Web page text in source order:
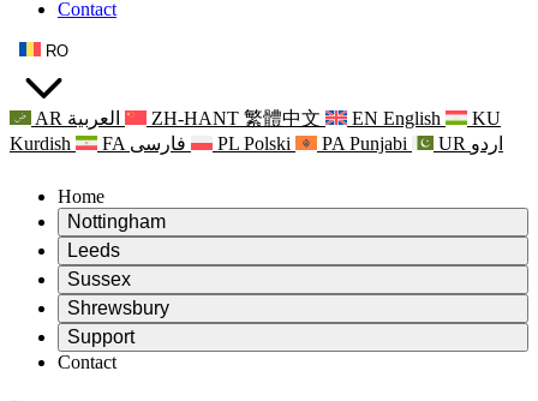
Contact
RO
AR العربية ZH-HANT 繁體中文 EN English
KU
Kurdish
FA فارسی PL Polski PA Punjabi UR اردو
Home
Nottingham
Review
Președintele revizuirii
Echipa independentă de evaluare
Termeni de referință
Raportul final al evaluării independente
Întrebări frecvente
Leeds
Review
Președintele revizuirii
Echipa independentă de evaluare
Termeni de referință
Contact
Sussex
Review
Președintele revizuirii
Echipa independentă de evaluare
Termeni de referință
Shrewsbury
Review
Termeni de referință pentru revizuirea maternității
Support
Leeds
Contact